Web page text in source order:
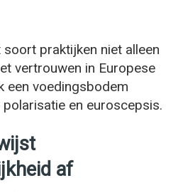
praktijken niet alleen
vertrouwen in Europese
een voedingsbodem
en euroscepsis.
af